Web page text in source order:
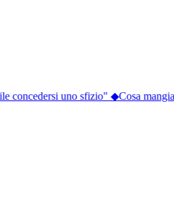
concedersi uno sfizio"◆Cosa